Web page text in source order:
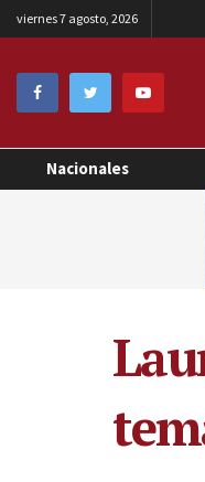
viernes 7 agosto, 2026
Nacionales